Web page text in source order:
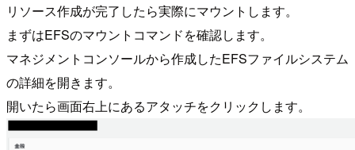
リソース作成が完了したら実際にマウントします。
まずはEFSのマウントコマンドを確認します。
マネジメントコンソールから作成したEFSファイルシステム
の詳細を開きます。
開いたら画面右上にあるアタッチをクリックします。